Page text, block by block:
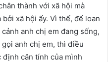
thành với xã hội mà
xã hội ấy. Vì thế, để loan
anh chị em đang sống,
anh chị em, thì điều
định căn tính của mình